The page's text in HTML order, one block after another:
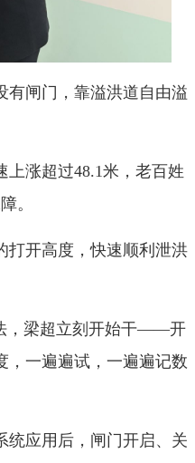
闸门，靠溢洪道自由溢
涨超过48.1米，老百姓
。
开高度，快速顺利泄洪
，梁超立刻开始干——开
，一遍遍试，一遍遍记数
应用后，闸门开启、关